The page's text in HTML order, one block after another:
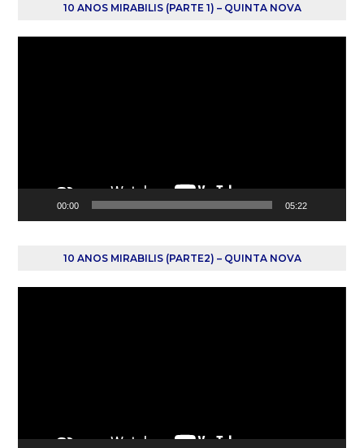
10 ANOS MIRABILIS (PARTE 1) – QUINTA NOVA
00:00 05:22
10 ANOS MIRABILIS (PARTE2) – QUINTA NOVA